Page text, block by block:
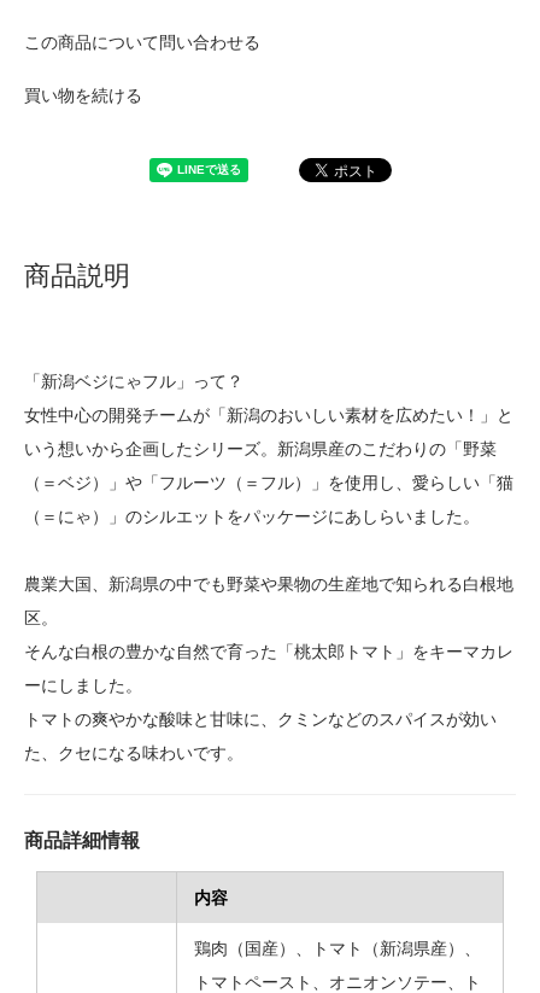
この商品について問い合わせる
買い物を続ける
商品説明
「新潟ベジにゃフル」って？
女性中心の開発チームが「新潟のおいしい素材を広めたい！」と
いう想いから企画したシリーズ。新潟県産のこだわりの「野菜
（＝ベジ）」や「フルーツ（＝フル）」を使用し、愛らしい「猫
（＝にゃ）」のシルエットをパッケージにあしらいました。
農業大国、新潟県の中でも野菜や果物の生産地で知られる白根地
区。
そんな白根の豊かな自然で育った「桃太郎トマト」をキーマカレ
ーにしました。
トマトの爽やかな酸味と甘味に、クミンなどのスパイスが効い
た、クセになる味わいです。
商品詳細情報
内容
鶏肉（国産）、トマト（新潟県産）、
トマトペースト、オニオンソテー、ト